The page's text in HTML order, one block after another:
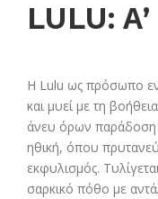
LULU:
Η Lulu ως πρόσωπο
και μυεί με τη
άνευ όρων παράδοση
ηθική, όπου
εκφυλισμός.
σαρκικό πόθο με